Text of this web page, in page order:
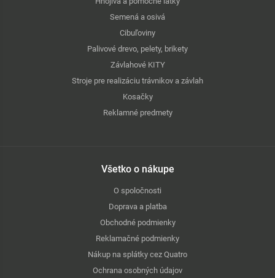
Semená a osivá
Cibuľoviny
Palivové drevo, pelety, brikety
Závlahové KITY
Stroje pre realizáciu trávnikov a závlah
Kosačky
Reklamné predmety
Všetko o nákupe
O spoločnosti
Doprava a platba
Obchodné podmienky
Reklamačné podmienky
Nákup na splátky cez Quatro
Ochrana osobných údajov